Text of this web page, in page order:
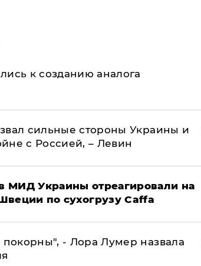
к созданию аналога
сильные стороны Украины и
с Россией, – Левин
МИД Украины отреагировали на
по сухогрузу Caffa
- Лора Лумер назвала